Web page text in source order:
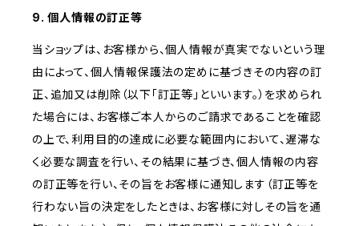
9. 個人情報の訂正等
当ショップは、お客様から、個人情報が真実でないという理
由によって、個人情報保護法の定めに基づきその内容の訂
正、追加又は削除（以下「訂正等」といいます。）を求められ
た場合には、お客様ご本人からのご請求であることを確認
の上で、利用目的の達成に必要な範囲内において、遅滞な
く必要な調査を行い、その結果に基づき、個人情報の内容
の訂正等を行い、その旨をお客様に通知します（訂正等を
行わない旨の決定をしたときは、お客様に対しその旨を通